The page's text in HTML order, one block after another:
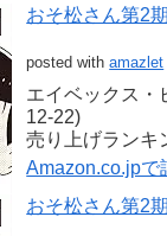
おそ松さん第2
posted withamazlet
エイベックス・
12-22)
売り上げランキ
Amazon.co.jpで
おそ松さん第2